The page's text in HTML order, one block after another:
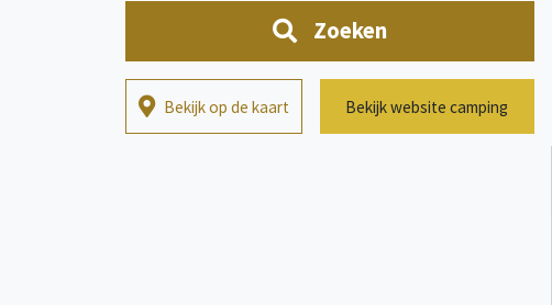
Zoeken
Bekijk op de kaart Bekijk website camping